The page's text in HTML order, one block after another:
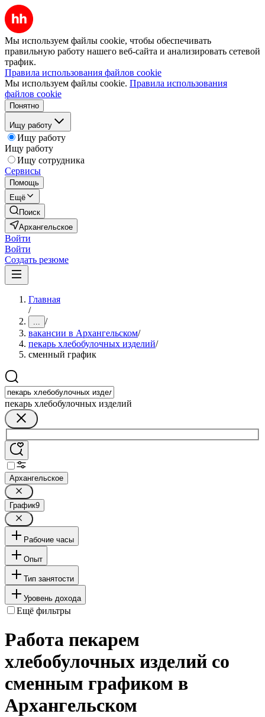
Мы используем файлы cookie, чтобы обеспечивать
правильную работу нашего веб-сайта и анализировать сетевой
трафик.
Правила использования файлов cookie
Мы используем файлы cookie. Правила использования
файлов cookie
Понятно
Ищу работу
Ищу работу
Ищу работу
Ищу сотрудника
Сервисы
Помощь
Ещё
Поиск
Архангельское
Войти
Войти
Создать резюме
Главная
/
... /
вакансии в Архангельском/
пекарь хлебобулочных изделий/
сменный график
пекарь хлебобулочных изделий
Архангельское
График9
Рабочие часы
Опыт
Тип занятости
Уровень дохода
Ещё фильтры
Работа пекарем
хлебобулочных изделий со
сменным графиком в
Архангельском